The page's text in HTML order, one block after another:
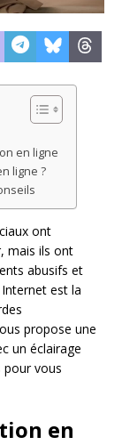
en ligne
ligne ?
ont
mais ils ont
abusifs et
Internet est la
propose une
un éclairage
pour vous
en